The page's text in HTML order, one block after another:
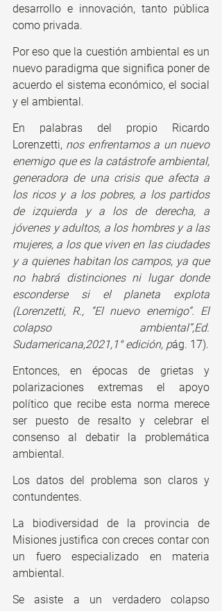
desarrollo e innovación, tanto pública
como privada.
Por eso que la cuestión ambiental es un
nuevo paradigma que significa poner de
acuerdo el sistema económico, el social
y el ambiental.
En palabras del propio Ricardo
Lorenzetti, nos enfrentamos a un nuevo
enemigo que es la catástrofe ambiental,
generadora de una crisis que afecta a
los ricos y a los pobres, a los partidos
de izquierda y a los de derecha, a
jóvenes y adultos, a los hombres y a las
mujeres, a los que viven en las ciudades
y a quienes habitan los campos, ya que
no habrá distinciones ni lugar donde
esconderse si el planeta explota
(Lorenzetti, R., “El nuevo enemigo”. El
colapso ambiental”,Ed.
Sudamericana,2021,1° edición, pág. 17).
Entonces, en épocas de grietas y
polarizaciones extremas el apoyo
político que recibe esta norma merece
ser puesto de resalto y celebrar el
consenso al debatir la problemática
ambiental.
Los datos del problema son claros y
contundentes.
La biodiversidad de la provincia de
Misiones justifica con creces contar con
un fuero especializado en materia
ambiental.
Se asiste a un verdadero colapso